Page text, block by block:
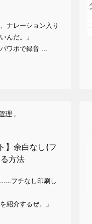
ナレーション入り
んだ。」
ワポで録音 ...
理 ,
】余白なし(フ
方法
……フチなし印刷し
紹介するぜ。」